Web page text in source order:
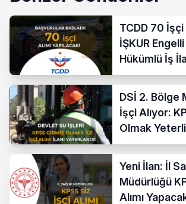
TCDD 70 İşçi
İŞKUR
Hükümlü İş
DSİ 2. Bölge
İşçi Alıyor:
Olmak Yeterli
Yeni İlan: İl
Müdürlüğü
Alımı